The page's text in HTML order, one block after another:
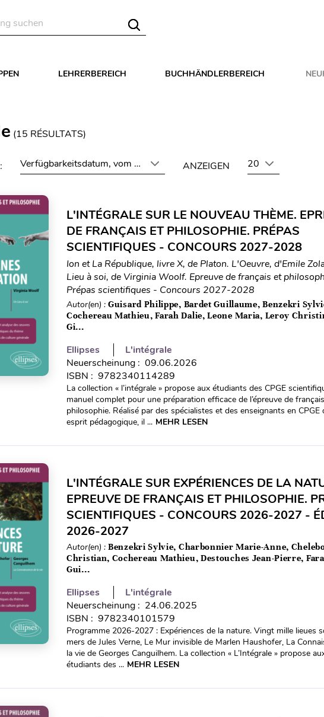
LEHRERBEREICH BUCHHÄNDLERBEREICH
(15 RÉSULTATS)
Verfügbarkeitsdatum, vom neuesten zum ältesten
ANZEIGEN 20
L'INTÉGRALE SUR LE NOUVEAU THÈME.
DE FRANÇAIS ET PHILOSOPHIE. PRÉPAS
SCIENTIFIQUES - CONCOURS 2027-2028
Ion et La République, livre X, de Platon. L'Oeuvre, d'Emile
Lieu à soi, de Virginia Woolf. Epreuve de français et
Prépas scientifiques - Concours 2027-2028
Autor(en) : Guisard Philippe, Bardet Guillaume, Benzekri
Cochereau Mathieu, Farah Dalie, Leone Maria, Leroy
Gi...
Ellipses
L'intégrale
Neuerscheinung : 09.06.2026
ISBN : 9782340114289
La collection « l’intégrale » propose aux étudiants des CPGE
manuel complet pour une préparation efficace de l’épreuve de
philosophie. Réalisé par des spécialistes et des enseignants en CPGE
esprit pédagogique, il ... MEHR LESEN
L'INTÉGRALE SUR EXPÉRIENCES DE LA
EPREUVE DE FRANÇAIS ET PHILOSOPHIE.
SCIENTIFIQUES - CONCOURS 2026-2027 -
2026-2027
Autor(en) : Benzekri Sylvie, Charbonnier Marie-Anne,
Christian, Cochereau Mathieu, Destouches Jean-Pierre,
Gui...
Ellipses
L'intégrale
Neuerscheinung : 24.06.2025
ISBN : 9782340101579
Programme 2026-2027 : Expériences de la nature. Vingt mille lieues
mers de Jules Verne, Le Mur invisible de Marlen Haushofer, La
la vie de Georges Canguilhem. La collection « L’Intégrale » propose
étudiants des ... MEHR LESEN